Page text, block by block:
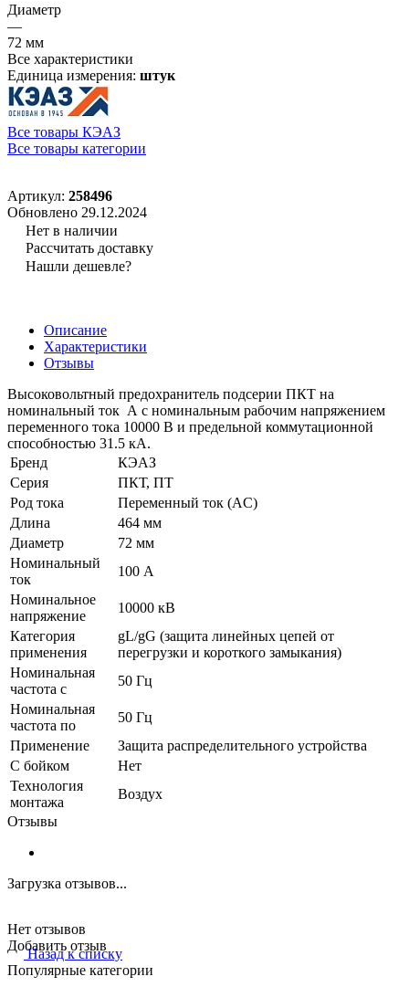
Диаметр
—
72 мм
Все характеристики
Единица измерения: штук
Все товары КЭАЗ
Все товары категории
Артикул: 258496
Обновлено 29.12.2024
Нет в наличии
Рассчитать доставку
Нашли дешевле?
Описание
Характеристики
Отзывы
Высоковольтный предохранитель подсерии ПКТ на
номинальный ток А с номинальным рабочим напряжением
переменного тока 10000 В и предельной коммутационной
способностью 31.5 кА.
Бренд
КЭАЗ
Серия
ПКТ, ПТ
Род тока
Переменный ток (AC)
Длина
464 мм
Диаметр
72 мм
Номинальный
ток
100 А
Номинальное
напряжение
10000 кВ
Категория
применения
gL/gG (защита линейных цепей от
перегрузки и короткого замыкания)
Номинальная
частота с
50 Гц
Номинальная
частота по
50 Гц
Применение
Защита распределительного устройства
С бойком
Нет
Технология
монтажа
Воздух
Отзывы
Загрузка отзывов...
Нет отзывов
Добавить отзыв
Назад к списку
Популярные категории